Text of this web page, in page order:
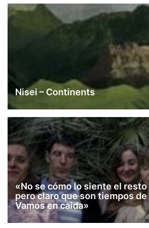
Nisei – Continents
«No se cómo lo siente el
pero claro que son tiempos
Vamos en caida»